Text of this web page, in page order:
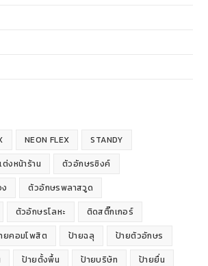
NEON FLEX
STANDY
งหน้าร้าน
ตัวอักษรซิงค์
ตัวอักษรพลาสวูด
ตัวอักษรโลหะ
ติดสติ๊กเกอร์
ยคอมโพสิต ป้ายฉลุ
ป้ายตัวอักษร
ป้ายตั้งพื้น ป้ายบริษัท ป้ายยื่น